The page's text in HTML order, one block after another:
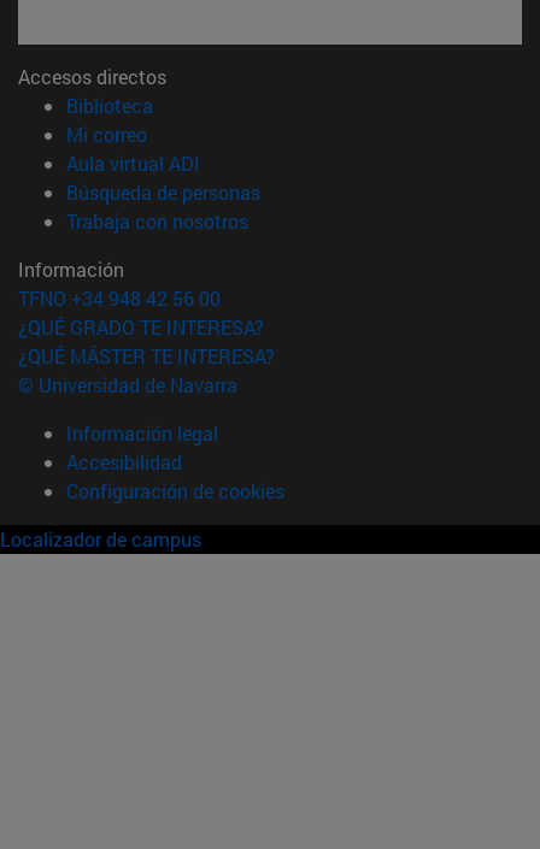
Accesos directos
Biblioteca
Mi correo(abre en nueva ventana)
Aula virtual ADI
Búsqueda de personas(abre en nueva ventana)
Trabaja con nosotros(abre en nueva ventana)
Información
TFNO +34 948 42 56 00
¿QUÉ GRADO TE INTERESA?
¿QUÉ MÁSTER TE INTERESA?
© Universidad de Navarra
Información legal
Accesibilidad
Configuración de cookies
Localizador de campus